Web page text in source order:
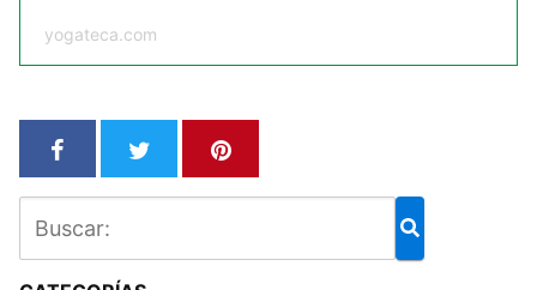
yogateca.com